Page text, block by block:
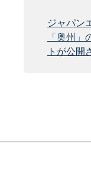
ジャパン
「奥州」
トが公開